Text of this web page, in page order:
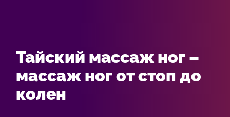
Тайский массаж ног –
массаж ног от стоп до
колен